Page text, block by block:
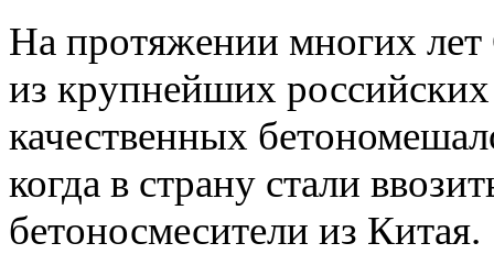
На протяжении многих
из крупнейших
качественных
когда в страну стали
бетоносмесители из Китая.